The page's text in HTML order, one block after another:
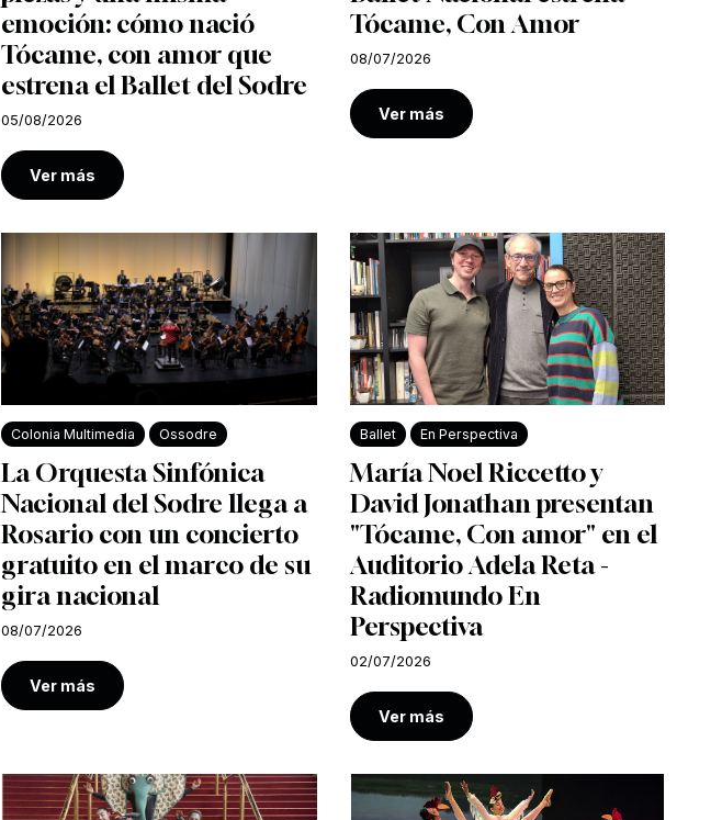
emoción: cómo nació
Tócame, con amor que
estrena el Ballet del Sodre
05/08/2026
Ver más
Tócame, Con Amor
08/07/2026
Ver más
Colonia Multimedia Ossodre
La Orquesta Sinfónica
Nacional del Sodre llega a
Rosario con un concierto
gratuito en el marco de su
gira nacional
08/07/2026
Ver más
Ballet En Perspectiva
María Noel Riccetto y
David Jonathan presentan
"Tócame, Con amor" en el
Auditorio Adela Reta -
Radiomundo En
Perspectiva
02/07/2026
Ver más